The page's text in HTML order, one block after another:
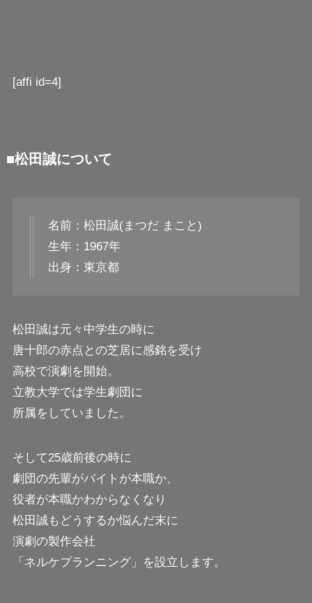
[affi id=4]
■松田誠について
名前：松田誠(まつだ まこと)
生年：1967年
出身：東京都
松田誠は元々中学生の時に
唐十郎の赤点との芝居に感銘を受け
高校で演劇を開始。
立教大学では学生劇団に
所属をしていました。
そして25歳前後の時に
劇団の先輩がバイトが本職か、
役者が本職かわからなくなり
松田誠もどうするか悩んだ末に
演劇の製作会社
「ネルケプランニング」を設立します。